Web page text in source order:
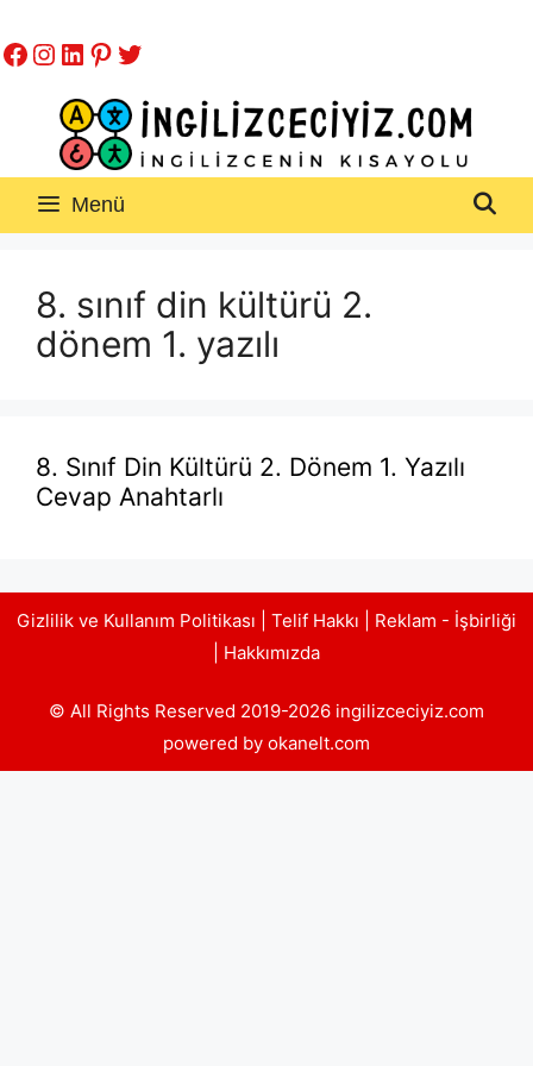
atla
Facebook
Instagram
LinkedIn
Pinterest
Twitter
Menü
8. sınıf din kültürü 2.
dönem 1. yazılı
8. Sınıf Din Kültürü 2. Dönem 1. Yazılı
Cevap Anahtarlı
Gizlilik ve Kullanım Politikası Telif Hakkı
Reklam - İşbirliği
Hakkımızda
© All Rights Reserved 2019-2026 ingilizceciyiz.com
powered by okanelt.com